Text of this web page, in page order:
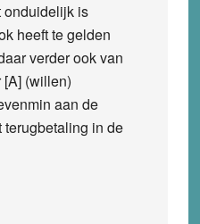
onduidelijk is
heeft te gelden
verder ook van
(willen)
aan de
terugbetaling in de